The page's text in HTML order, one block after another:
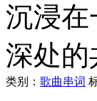
沉浸在
深处
类别： 歌曲串词